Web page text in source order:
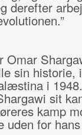
derefter
Omar
sin historie,
i
sit
kamp
uden for